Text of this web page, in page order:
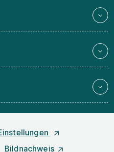
Bildnachweis